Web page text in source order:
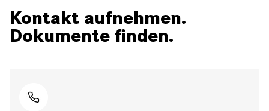
Kontakt aufnehmen.
Dokumente finden.